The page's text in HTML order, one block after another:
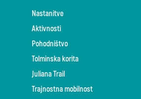
Nastanitve
Aktivnosti
Pohodništvo
Tolminska korita
Juliana Trail
Trajnostna mobilnost